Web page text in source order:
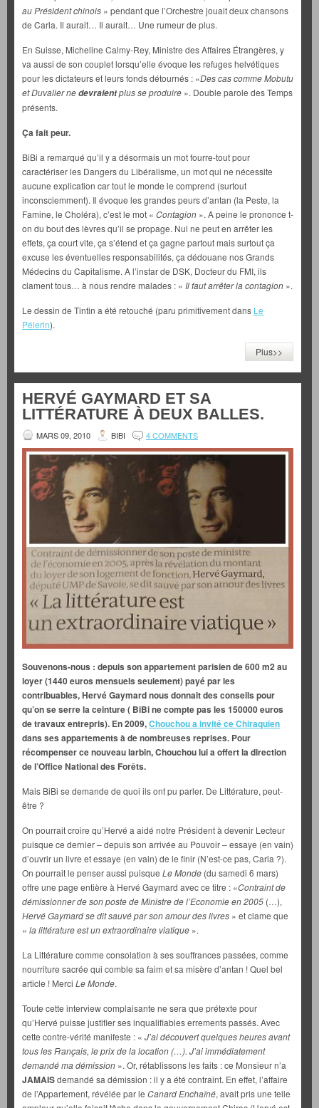
au Président chinois » pendant que l’Orchestre jouait deux chansons
de Carla. Il aurait… Il aurait… Une rumeur de plus.
En Suisse, Micheline Calmy-Rey, Ministre des Affaires Étrangères, y
va aussi de son couplet lorsqu’elle évoque les refuges helvétiques
pour les dictateurs et leurs fonds détournés : «Des cas comme Mobutu
et Duvalier nedevraientplus se produire ». Double parole des Temps
présents.
Ça fait peur.
BiBi a remarqué qu’il y a désormais un mot fourre-tout pour
caractériser les Dangers du Libéralisme, un mot qui ne nécessite
aucune explication car tout le monde le comprend (surtout
inconsciemment). Il évoque les grandes peurs d’antan (la Peste, la
Famine, le Choléra), c’est le mot « Contagion ». A peine le prononce t-
on du bout des lèvres qu’il se propage. Nul ne peut en arrêter les
effets, ça court vite, ça s’étend et ça gagne partout mais surtout ça
excuse les éventuelles responsabilités, ça dédouane nos Grands
Médecins du Capitalisme. A l’instar de DSK, Docteur du FMI, ils
clament tous… à nous rendre malades : « Il faut arrêter la contagion ».
Le dessin de Tintin a été retouché (paru primitivement dans Le
Pélerin).
Plus>>
HERVÉ GAYMARD ET SA
LITTÉRATURE À DEUX BALLES.
MARS 09, 2010 BIBI 4 COMMENTS
Souvenons-nous : depuis son appartement parisien de 600 m2 au
loyer (1440 euros mensuels seulement) payé par les
contribuables, Hervé Gaymard nous donnait des conseils pour
qu’on se serre la ceinture ( BiBi ne compte pas les 150000 euros
de travaux entrepris). En 2009,Chouchou a invité ce Chiraquien
dans ses appartements à de nombreuses reprises. Pour
récompenser ce nouveau larbin, Chouchou lui a offert la direction
de l’Office National des Forêts.
Mais BiBi se demande de quoi ils ont pu parler. De Littérature, peut-
être ?
On pourrait croire qu’Hervé a aidé notre Président à devenir Lecteur
puisque ce dernier – depuis son arrivée au Pouvoir – essaye (en vain)
d’ouvrir un livre et essaye (en vain) de le finir (N’est-ce pas, Carla ?).
On pourrait le penser aussi puisque Le Monde (du samedi 6 mars)
offre une page entière à Hervé Gaymard avec ce titre : «Contraint de
démissionner de son poste de Ministre de l’Economie en 2005 (…),
Hervé Gaymard se dit sauvé par son amour des livres » et clame que
« la littérature est un extraordinaire viatique ».
La Littérature comme consolation à ses souffrances passées, comme
nourriture sacrée qui comble sa faim et sa misère d’antan ! Quel bel
article ! Merci Le Monde.
Toute cette interview complaisante ne sera que prétexte pour
qu’Hervé puisse justifier ses inqualifiables errements passés. Avec
cette contre-vérité manifeste : « J’ai découvert quelques heures avant
tous les Français, le prix de la location (…). J’ai immédiatement
demandé ma démission ». Or, rétablissons les faits : ce Monsieur n’a
JAMAISdemandé sa démission : il y a été contraint. En effet, l’affaire
de l’Appartement, révélée par le Canard Enchaîné, avait pris une telle